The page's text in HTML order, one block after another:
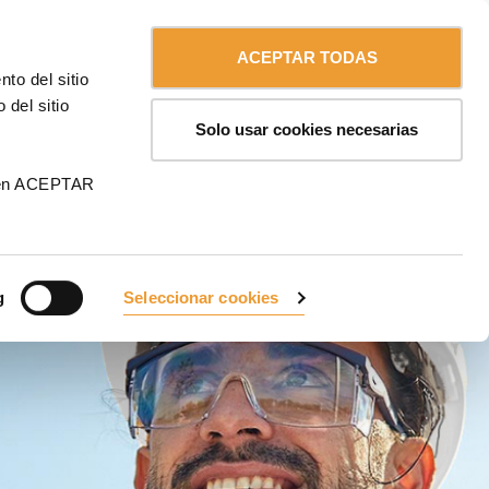
del sitio
del sitio
ACEPTAR
Seleccionar cookies
ACEPTAR TODAS
Solo usar cookies necesarias
CONTÁCTANOS